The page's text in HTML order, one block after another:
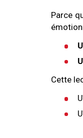
Parce
Cette